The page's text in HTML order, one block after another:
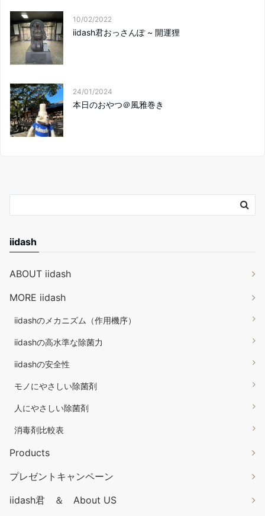
10/02/2022
iidash君おっさんぽ ~ 開運狸
24/01/2024
本日のおやつ＠風雅巻き
iidash
ABOUT iidash
MORE iidash
iidashのメカニズム（作用機序）
iidashの高水準な除菌力
iidashの安全性
モノにやさしい除菌剤
人にやさしい除菌剤
消毒剤比較表
Products
プレゼントキャンペーン
iidash君 ＆ About US